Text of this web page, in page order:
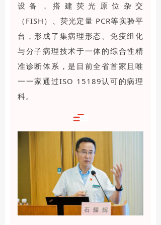
设备，搭建荧光原位杂交
（FISH）、荧光定量 PCR等实验平
台，形成了集病理形态、免疫组化
与分子病理技术于一体的综合性精
准诊断体系，是目前全省首家且唯
一一家通过ISO 15189认可的病理
科。